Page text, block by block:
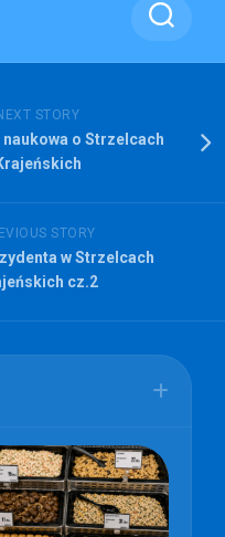
STORY
naukowa o Strzelcach
STORY
w Strzelcach
cz.2